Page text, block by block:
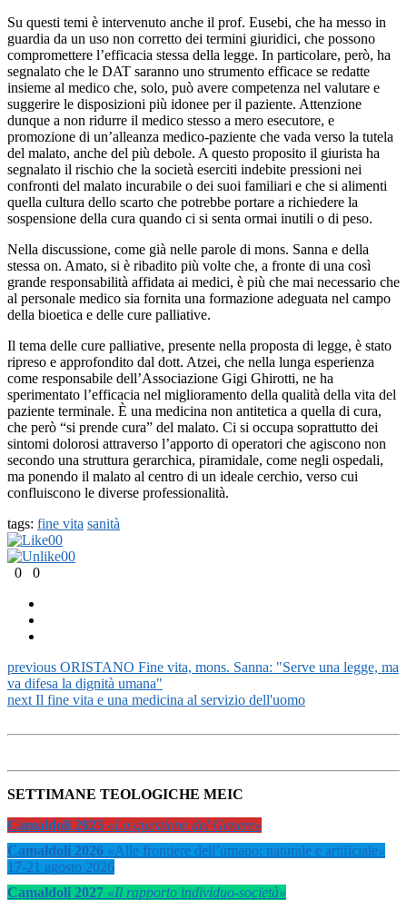
Su questi temi è intervenuto anche il prof. Eusebi, che ha messo in
guardia da un uso non corretto dei termini giuridici, che possono
compromettere l’efficacia stessa della legge. In particolare, però, ha
segnalato che le DAT saranno uno strumento efficace se redatte
insieme al medico che, solo, può avere competenza nel valutare e
suggerire le disposizioni più idonee per il paziente. Attenzione
dunque a non ridurre il medico stesso a mero esecutore, e
promozione di un’alleanza medico-paziente che vada verso la tutela
del malato, anche del più debole. A questo proposito il giurista ha
segnalato il rischio che la società eserciti indebite pressioni nei
confronti del malato incurabile o dei suoi familiari e che si alimenti
quella cultura dello scarto che potrebbe portare a richiedere la
sospensione della cura quando ci si senta ormai inutili o di peso.
Nella discussione, come già nelle parole di mons. Sanna e della
stessa on. Amato, si è ribadito più volte che, a fronte di una così
grande responsabilità affidata ai medici, è più che mai necessario che
al personale medico sia fornita una formazione adeguata nel campo
della bioetica e delle cure palliative.
Il tema delle cure palliative, presente nella proposta di legge, è stato
ripreso e approfondito dal dott. Atzei, che nella lunga esperienza
come responsabile dell’Associazione Gigi Ghirotti, ne ha
sperimentato l’efficacia nel miglioramento della qualità della vita del
paziente terminale. È una medicina non antitetica a quella di cura,
che però “si prende cura” del malato. Ci si occupa soprattutto dei
sintomi dolorosi attraverso l’apporto di operatori che agiscono non
secondo una struttura gerarchica, piramidale, come negli ospedali,
ma ponendo il malato al centro di un ideale cerchio, verso cui
confluiscono le diverse professionalità.
tags: fine vita sanità
00
00
0
0
previous ORISTANO Fine vita, mons. Sanna: "Serve una legge, ma
va difesa la dignità umana"
next Il fine vita e una medicina al servizio dell'uomo
SETTIMANE TEOLOGICHE MEIC
Camaldoli 2025 «La questione del Genere»
Camaldoli 2026 «Alle frontiere dell’umano: naturale e artificiale»
17-21 agosto 2026
Camaldoli 2027 «Il rapporto individuo-società»